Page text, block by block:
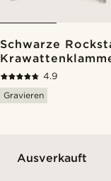
Schwarze
4.9
Gravieren
Ausverkauft